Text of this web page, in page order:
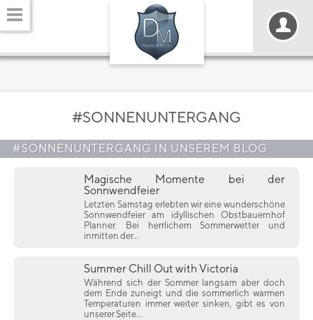
#SONNENUNTERGANG
#SONNENUNTERGANG IN UNSEREM BLOG
Magische Momente bei der
Sonnwendfeier
Letzten Samstag erlebten wir eine wunderschöne
Sonnwendfeier am idyllischen Obstbauernhof
Planner. Bei herrlichem Sommerwetter und
inmitten der...
Summer Chill Out with Victoria
Während sich der Sommer langsam aber doch
dem Ende zuneigt und die sommerlich warmen
Temperaturen immer weiter sinken, gibt es von
unserer Seite...